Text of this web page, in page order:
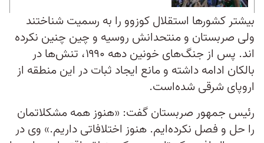
بیشتر کشورها استقلال کوزوو را به رسمیت شناختند
ولی صربستان و منتحدانش روسیه و چین چنین نکرده
اند. پس از جنگ‌های خونین دهه ۱۹۹۰، تنش‌ها در
بالکان ادامه داشته و مانع ایجاد ثبات در این منطقه از
اروپای شرقی شده‌است.
رئیس جمهور صربستان گفت: «هنوز همه مشکلاتمان
را حل و فصل نکرده‌ایم. هنوز اختلافاتی داریم.» وی در